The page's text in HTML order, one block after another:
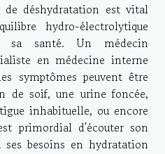
de déshydratation est vital
hydro-électrolytique
sa santé. Un médecin
en médecine interne
symptômes peuvent être
de soif, une urine foncée,
inhabituelle, ou encore
primordial d'écouter son
besoins en hydratation